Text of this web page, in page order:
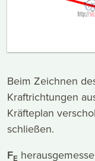
Beim Zeichnen
Kraftrichtungen
Kräfteplan
schließen.
FE